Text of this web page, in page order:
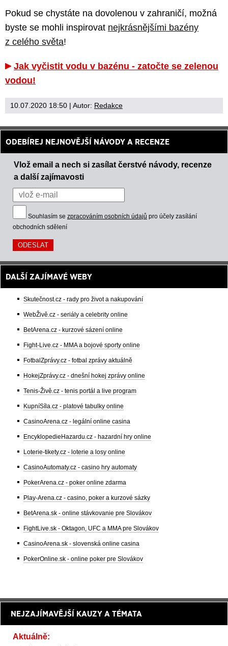
Pokud se chystáte na dovolenou v zahraničí, možná
byste se mohli inspirovat nejkrásnějšími bazény
z celého světa!
Jak vyčistit vodu v bazénu - zatočte se zelenou
vodou!
10.07.2020 18:50 | Autor: Redakce
ODEBÍREJ NEJNOVĚJŠÍ NÁVODY A RECENZE
Vlož email a nech si zasílat čerstvé návody, recenze
a další zajímavosti
Souhlasím se zpracováním osobních údajů pro účely zasílání
obchodních sdělení
DALŠÍ ZAJÍMAVÉ WEBY
Skutečnost.cz - rady pro život a nakupování
WebŽivě.cz - seriály a celebrity online
BetArena.cz - kurzové sázení online
Fight-Live.cz - MMA a bojové sporty online
FotbalZprávy.cz - fotbal zprávy aktuálně
HokejZprávy.cz - dnešní hokej zprávy online
Tenis-Živě.cz - tenis portál a live program
KupníSíla.cz - platové tabulky online
CasinoArena.cz - legální online casina
EncyklopedieHazardu.cz - hazardní hry online
Loterie-tikety.cz - loterie a losy online
CasinoAutomaty.cz - casino hry automaty
PokerArena.cz - poker online zdarma
Play-Arena.cz - casino, poker a kurzové sázky
BetArena.sk - online stávkovanie pre Slovákov
FightLive.sk - Oktagon, UFC a MMA pre Slovákov
CasinoArena.sk - slovenská online casina
PokerOnline.sk - online poker pre Slovákov
NEJZAJÍMAVĚJŠÍ KAUZY A TÉMATA
Aktuálně: